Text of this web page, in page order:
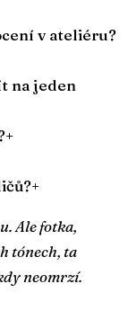
v ateliéru?
na jeden
+
+
Ale fotka,
tónech, ta
neomrzí.